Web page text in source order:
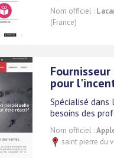
Nom officiel :
(France)
pour
Spécialisé dans
besoins des
Nom officiel :
saint pierre du